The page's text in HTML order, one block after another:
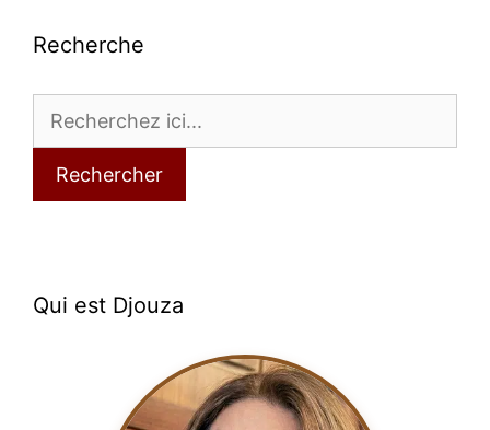
Recherche
Rechercher
Qui est Djouza